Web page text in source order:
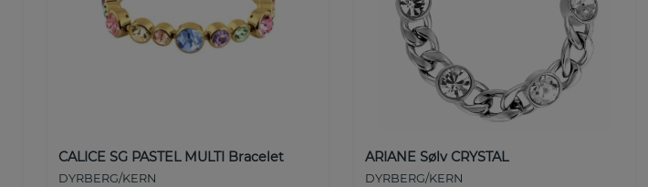
CALICE SG PASTEL MULTI Bracelet
DYRBERG/KERN
ARIANE Sølv CRYSTAL
DYRBERG/KERN